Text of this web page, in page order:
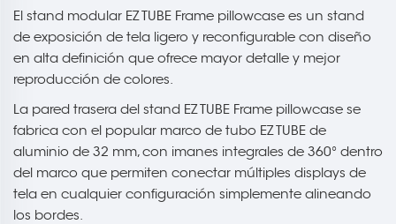
El stand modular EZ TUBE Frame pillowcase es un stand
de exposición de tela ligero y reconfigurable con diseño
en alta definición que ofrece mayor detalle y mejor
reproducción de colores.
La pared trasera del stand EZ TUBE Frame pillowcase se
fabrica con el popular marco de tubo EZ TUBE de
aluminio de 32 mm, con imanes integrales de 360° dentro
del marco que permiten conectar múltiples displays de
tela en cualquier configuración simplemente alineando
los bordes.